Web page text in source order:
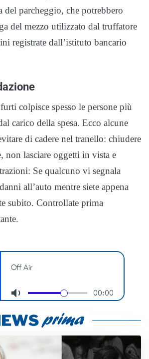
del parcheggio, che potrebbero
del mezzo utilizzato dal truffatore
registrate dall’istituto bancario
colpisce spesso le persone più
carico della spesa. Ecco alcune
di cadere nel tranello: chiudere
non lasciare oggetti in vista e
Se qualcuno vi segnala
all’auto mentre siete appena
subito. Controllate prima